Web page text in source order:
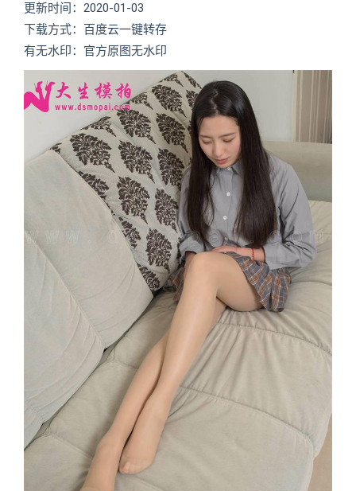
更新时间：2020-01-03
下载方式：百度云一键转存
有无水印：官方原图无水印